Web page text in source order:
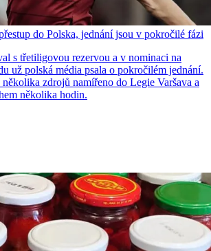
do Polska, jednání jsou v pokročilé fázi
s třetiligovou rezervou a v nominaci na
už polská média psala o pokročilém jednání.
zdrojů namířeno do Legie Varšava a
několika hodin.